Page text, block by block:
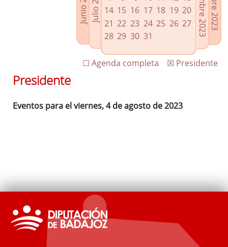
Agenda de Presidencia
Plenos provinciales y Juntas de gobierno
Oficina de Proyectos Europeos
14 15 16 17 18 19 20
21 22 23 24 25 26 27
28 29 30 31
☒ Presidente
☐ Agenda completa
Presidente
Eventos para el viernes, 4 de agosto de 2023